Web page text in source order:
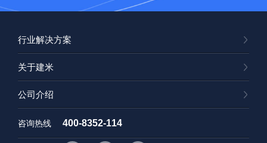
行业解决方案
关于建米
公司介绍
咨询热线 400-8352-114